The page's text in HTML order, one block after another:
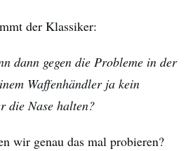
der Klassiker:
dann gegen die Probleme in der
Waffenhändler ja kein
die Nase halten?
wir genau das mal probieren?